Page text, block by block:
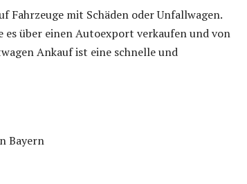
mit Schäden oder Unfallwagen.
über einen Autoexport verkaufen und von
Ankauf ist eine schnelle und